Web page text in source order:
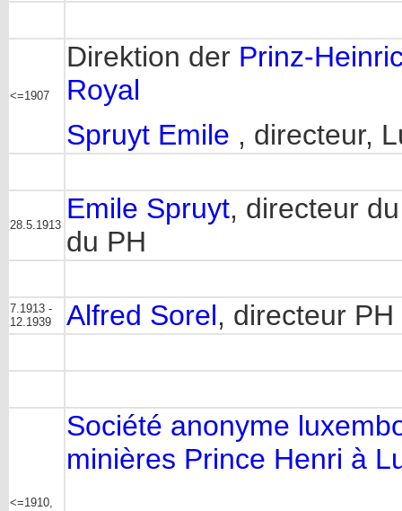
<=1907
Direktion der Prinz-
Royal
Spruyt Emile , directeur,
28.5.1913
Emile Spruyt, directeur
du PH
7.1913 -
12.1939
Alfred Sorel, directeur PH
<=1910,
Société anonyme
minières Prince Henri à